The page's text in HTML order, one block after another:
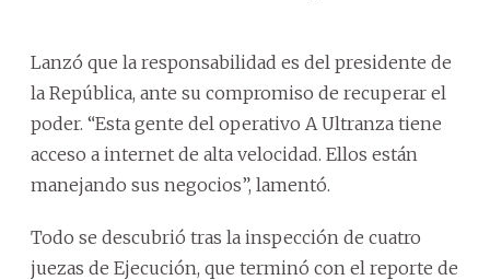
Lanzó que la responsabilidad es del presidente de
la República, ante su compromiso de recuperar el
poder. “Esta gente del operativo A Ultranza tiene
acceso a internet de alta velocidad. Ellos están
manejando sus negocios”, lamentó.
Todo se descubrió tras la inspección de cuatro
juezas de Ejecución, que terminó con el reporte de